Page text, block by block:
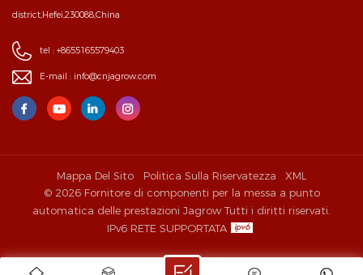
district,Hefei,230088,China
tel : +8655165579403
E-mail : info@cnjagrow.com
Mappa Del Sito Politica Sulla Riservatezza
XML
© 2026 Fornitore di componenti per la messa a punto
automatica delle prestazioni Jagrow Tutti i diritti riservati.
IPv6 RETE SUPPORTATA